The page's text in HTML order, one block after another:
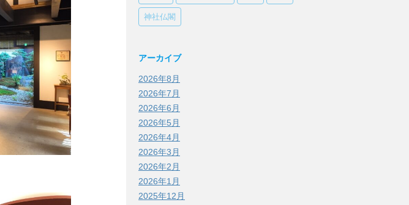
神社仏閣
アーカイブ
2026年8月
2026年7月
2026年6月
2026年5月
2026年4月
2026年3月
2026年2月
2026年1月
2025年12月